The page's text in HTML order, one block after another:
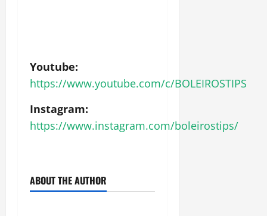
Youtube:
https://www.youtube.com/c/BOLEIROSTIPS
Instagram:
https://www.instagram.com/boleirostips/
ABOUT THE AUTHOR